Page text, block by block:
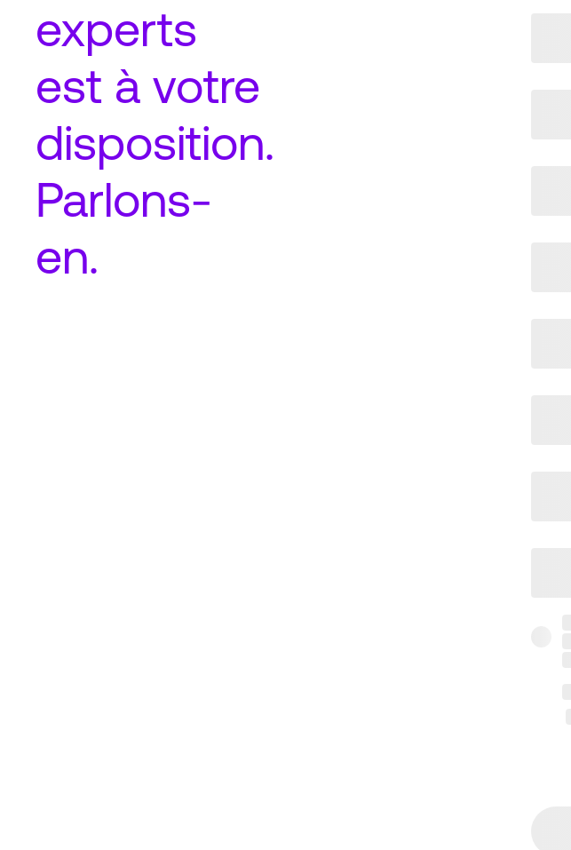
experts
est à votre
disposition.
Parlons-
en.